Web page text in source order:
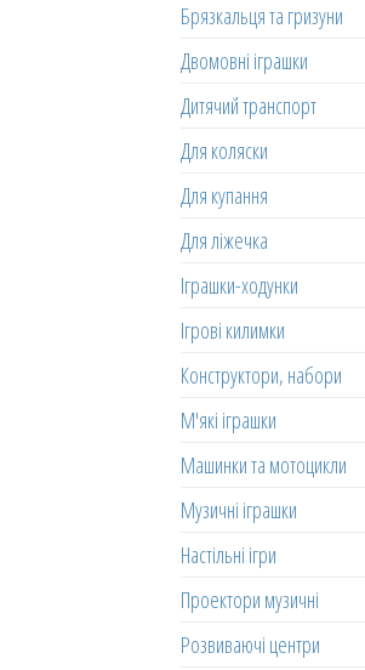
Брязкальця та гризуни
Двомовні іграшки
Дитячий транспорт
Для коляски
Для купання
Для ліжечка
Іграшки-ходунки
Ігрові килимки
Конструктори, набори
М'які іграшки
Машинки та мотоцикли
Музичні іграшки
Настільні ігри
Проектори музичні
Розвиваючі центри